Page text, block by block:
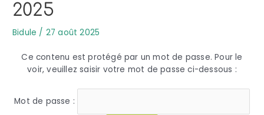
2025
Bidule / 27 août 2025
Ce contenu est protégé par un mot de passe. Pour le
voir, veuillez saisir votre mot de passe ci-dessous :
Mot de passe :